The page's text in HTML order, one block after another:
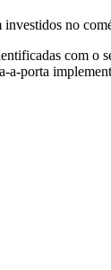
investidos no
com o
a-porta